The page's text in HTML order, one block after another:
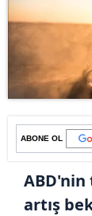
ABONE OL
artış